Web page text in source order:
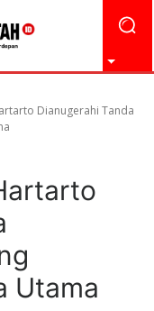
Dianugerahi Tanda
Utama